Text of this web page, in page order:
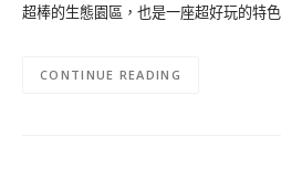
超棒的生態園區，也是一座超好玩的特
CONTINUE READING